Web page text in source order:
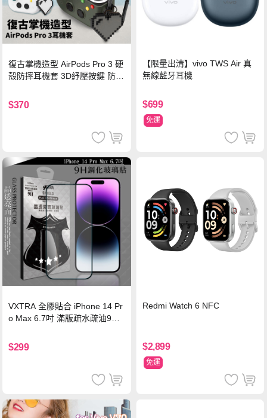
復古掌機造型 AirPods Pro 3 硬
殼防摔耳機套 3D紓壓按鍵 防開
$370
【限量出清】vivo TWS Air 真
無線藍牙耳機
$699
免運
VXTRA 全膠貼合 iPhone 14 Pr
o Max 6.7吋 滿版疏水疏油9H
$299
Redmi Watch 6 NFC
$2,899
免運